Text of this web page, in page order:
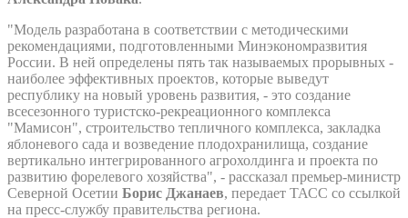
"Модель разработана в соответствии с методическими
рекомендациями, подготовленными Минэкономразвития
России. В ней определены пять так называемых прорывных -
наиболее эффективных проектов, которые выведут
республику на новый уровень развития, - это создание
всесезонного туристско-рекреационного комплекса
"Мамисон", строительство тепличного комплекса, закладка
яблоневого сада и возведение плодохранилища, создание
вертикально интегрированного агрохолдинга и проекта по
развитию форелевого хозяйства", - рассказал премьер-министр
Северной Осетии Борис Джанаев, передает ТАСС со ссылкой
на пресс-службу правительства региона.